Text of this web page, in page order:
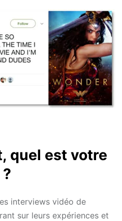
quel est votre
interviews vidéo de
sur leurs expériences et